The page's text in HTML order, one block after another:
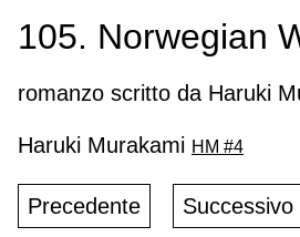
105. Norwegian
romanzo scritto da Haruki
Haruki Murakami HM #4
Precedente Successivo